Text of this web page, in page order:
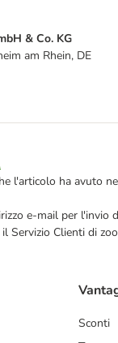
& Co. KG
am Rhein, DE
l'articolo ha avuto
e-mail per
Servizio Clienti di
Sconti